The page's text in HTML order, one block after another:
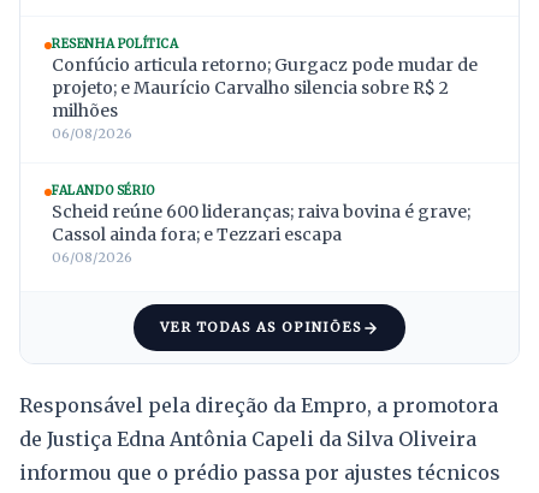
RESENHA POLÍTICA
Confúcio articula retorno; Gurgacz pode mudar de
projeto; e Maurício Carvalho silencia sobre R$ 2
milhões
06/08/2026
FALANDO SÉRIO
Scheid reúne 600 lideranças; raiva bovina é grave;
Cassol ainda fora; e Tezzari escapa
06/08/2026
VER TODAS AS OPINIÕES
Responsável pela direção da Empro, a promotora
de Justiça Edna Antônia Capeli da Silva Oliveira
informou que o prédio passa por ajustes técnicos